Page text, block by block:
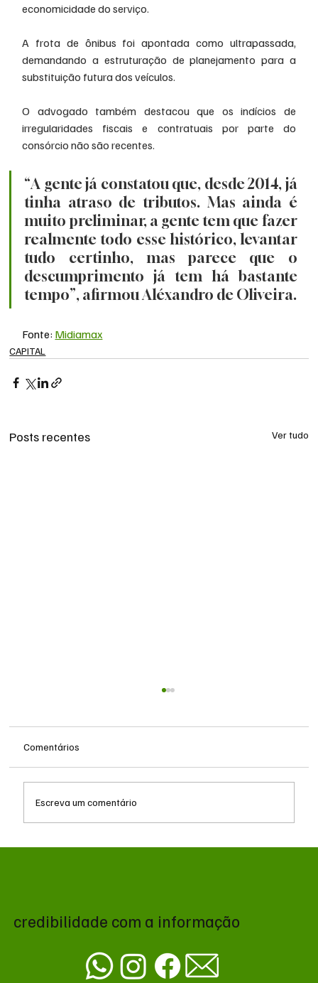
economicidade do serviço.
A frota de ônibus foi apontada como ultrapassada,
demandando a estruturação de planejamento para a
substituição futura dos veículos.
O advogado também destacou que os indícios de
irregularidades fiscais e contratuais por parte do
consórcio não são recentes.
“A gente já constatou que, desde 2014, já
tinha atraso de tributos. Mas ainda é
muito preliminar, a gente tem que fazer
realmente todo esse histórico, levantar
tudo certinho, mas parece que o
descumprimento já tem há bastante
tempo”, afirmou Aléxandro de Oliveira.
Fonte: Midiamax
CAPITAL
Posts recentes Ver tudo
Comentários
Escreva um comentário
credibilidade com a informação